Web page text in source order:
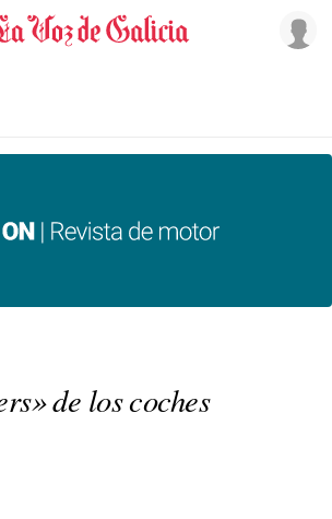
de los coches